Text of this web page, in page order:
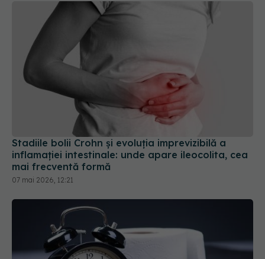
Stadiile bolii Crohn și evoluția imprevizibilă a
inflamației intestinale: unde apare ileocolita, cea
mai frecventă formă
07 mai 2026, 12:21